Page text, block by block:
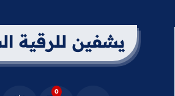
يشفين للرقية
0